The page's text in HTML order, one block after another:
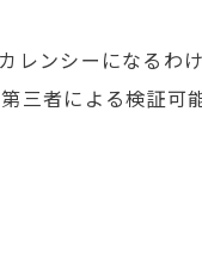
レンシーになるわ
三者による検証